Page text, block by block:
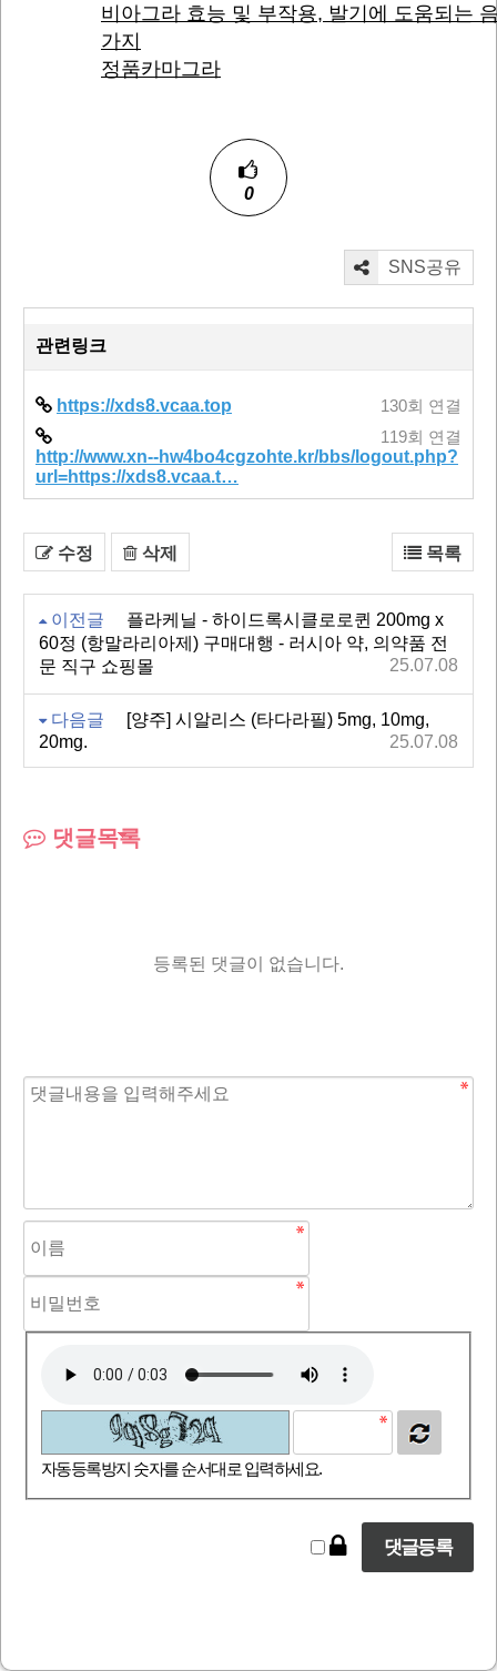
비아그라 효능 및 부작용, 발기에 도움되는
가지
정품카마그라
0
SNS공유
관련링크
https://xds8.vcaa.top 130회 연결
http://www.xn--hw4bo4cgzohte.kr/bbs/logout.php?
url=https://xds8.vcaa.t…
119회 연결
수정 삭제 목록
이전글
플라케닐 - 하이드록시클로로퀸 200mg x
60정 (항말라리아제) 구매대행 - 러시아 약, 의약품 전
문 직구 쇼핑몰
25.07.08
다음글
[양주] 시알리스 (타다라필) 5mg, 10mg,
20mg.
25.07.08
댓글목록
등록된 댓글이 없습니다.
자동등록방지 숫자를 순서대로 입력하세요.